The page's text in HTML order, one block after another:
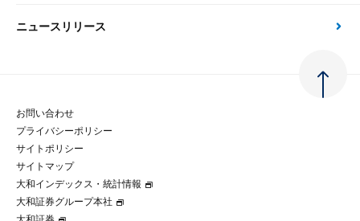
先端テクノロジーに基づく新たな価値の創出
政策分析
金融経済教育等
マルチステークホルダー方針
パートナーシップ構築宣言
会社概要・役員一覧
大和総研の歩み
グループ会社
採用情報 トップ
経験者採用
ニュースリリース
お問い合わせ
プライバシーポリシー
サイトポリシー
サイトマップ
大和インデックス・統計情報
大和証券グループ本社